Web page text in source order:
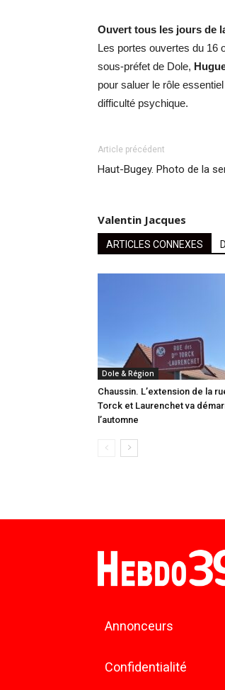
Ouvert tous les jours de
Les portes ouvertes du 16
sous-préfet de Dole,
pour saluer le rôle
difficulté psychique.
Article précédent
Haut-Bugey. Photo de la
Valentin Jacques
ARTICLES CONNEXES
Dole & Région
Chaussin. L’extension de la
Torck et Laurenchet va
l’automne